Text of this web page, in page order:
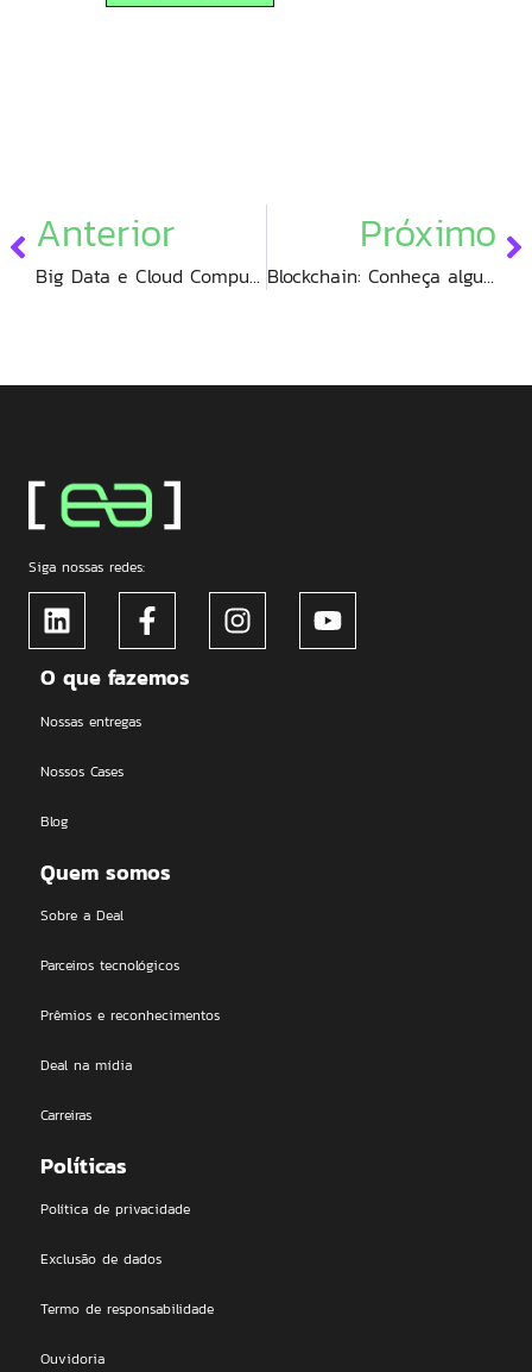
Anterior
Big Data e Cloud Computing, quais os desafios e oportunidades?
Próximo
Blockchain: Conheça algumas aplicações
Siga nossas redes:
O que fazemos
Nossas entregas
Nossos Cases
Blog
Quem somos
Sobre a Deal
Parceiros tecnológicos
Prêmios e reconhecimentos
Deal na mídia
Carreiras
Políticas
Política de privacidade
Exclusão de dados
Termo de responsabilidade
Ouvidoria